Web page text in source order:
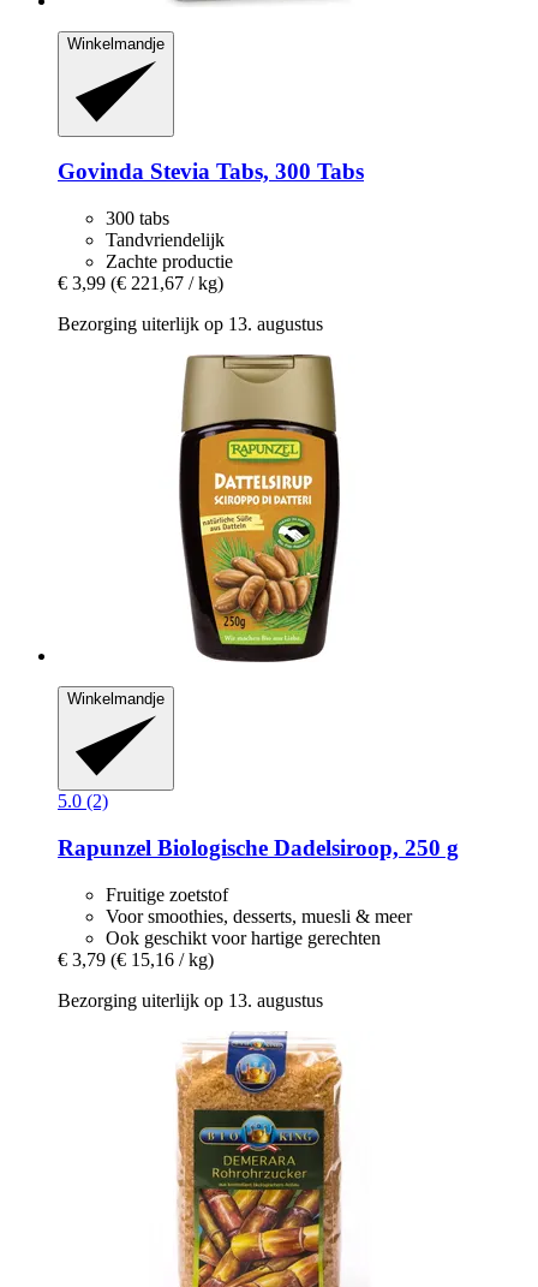
Winkelmandje
Govinda Stevia Tabs, 300 Tabs
300 tabs
Tandvriendelijk
Zachte productie
€ 3,99 (€ 221,67 / kg)
Bezorging uiterlijk op 13. augustus
Winkelmandje
5.0 (2)
Rapunzel Biologische Dadelsiroop, 250 g
Fruitige zoetstof
Voor smoothies, desserts, muesli & meer
Ook geschikt voor hartige gerechten
€ 3,79 (€ 15,16 / kg)
Bezorging uiterlijk op 13. augustus